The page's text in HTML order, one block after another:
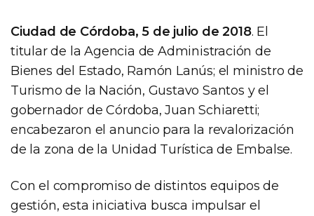
Ciudad de Córdoba, 5 de julio de 2018. El
titular de la Agencia de Administración de
Bienes del Estado, Ramón Lanús; el ministro de
Turismo de la Nación, Gustavo Santos y el
gobernador de Córdoba, Juan Schiaretti;
encabezaron el anuncio para la revalorización
de la zona de la Unidad Turística de Embalse.
Con el compromiso de distintos equipos de
gestión, esta iniciativa busca impulsar el